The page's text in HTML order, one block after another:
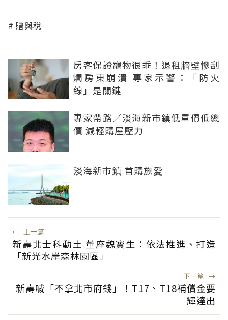
贈與稅
房客保證寵物很乖！退租牆壁慘刮
爛房東崩潰 專家示警：「防火
線」是關鍵
專家帶路／淡海新市鎮低單價低總
價 減輕購屋壓力
淡海新市鎮 首購族愛
← 上一篇
新壽北士科動土 董座魏寶生：依法推進、打造
「新光水岸森林園區」
下一篇 →
新壽喊「不拿北市府錢」！T17、T18補償金要
輝達出